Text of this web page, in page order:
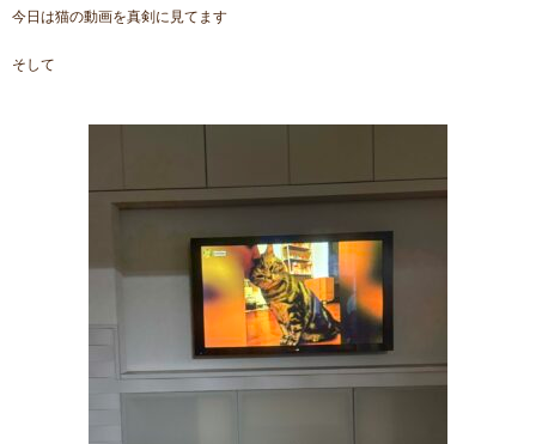
今日は猫の動画を真剣に見てます
そして